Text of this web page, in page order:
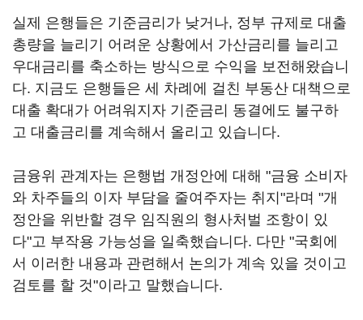
실제 은행들은 기준금리가 낮거나, 정부 규제로 대출
총량을 늘리기 어려운 상황에서 가산금리를 늘리고
우대금리를 축소하는 방식으로 수익을 보전해왔습니
다. 지금도 은행들은 세 차례에 걸친 부동산 대책으로
대출 확대가 어려워지자 기준금리 동결에도 불구하
고 대출금리를 계속해서 올리고 있습니다.
금융위 관계자는 은행법 개정안에 대해 "금융 소비자
와 차주들의 이자 부담을 줄여주자는 취지"라며 "개
정안을 위반할 경우 임직원의 형사처벌 조항이 있
다"고 부작용 가능성을 일축했습니다. 다만 "국회에
서 이러한 내용과 관련해서 논의가 계속 있을 것이고
검토를 할 것"이라고 말했습니다.